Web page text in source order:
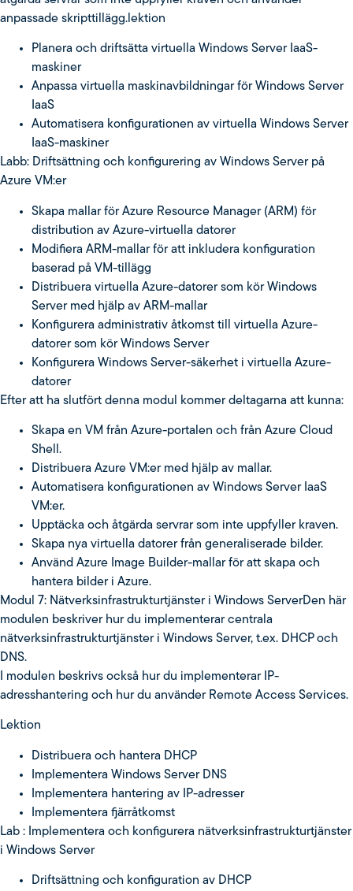
anpassade skripttillägg.lektion
Planera och driftsätta virtuella Windows Server IaaS-
maskiner
Anpassa virtuella maskinavbildningar för Windows Server
IaaS
Automatisera konfigurationen av virtuella Windows Server
IaaS-maskiner
Labb: Driftsättning och konfigurering av Windows Server på
Azure VM:er
Skapa mallar för Azure Resource Manager (ARM) för
distribution av Azure-virtuella datorer
Modifiera ARM-mallar för att inkludera konfiguration
baserad på VM-tillägg
Distribuera virtuella Azure-datorer som kör Windows
Server med hjälp av ARM-mallar
Konfigurera administrativ åtkomst till virtuella Azure-
datorer som kör Windows Server
Konfigurera Windows Server-säkerhet i virtuella Azure-
datorer
Efter att ha slutfört denna modul kommer deltagarna att kunna:
Skapa en VM från Azure-portalen och från Azure Cloud
Shell.
Distribuera Azure VM:er med hjälp av mallar.
Automatisera konfigurationen av Windows Server IaaS
VM:er.
Upptäcka och åtgärda servrar som inte uppfyller kraven.
Skapa nya virtuella datorer från generaliserade bilder.
Använd Azure Image Builder-mallar för att skapa och
hantera bilder i Azure.
Modul 7: Nätverksinfrastrukturtjänster i Windows ServerDen här
modulen beskriver hur du implementerar centrala
nätverksinfrastrukturtjänster i Windows Server, t.ex. DHCP och
DNS.
I modulen beskrivs också hur du implementerar IP-
adresshantering och hur du använder Remote Access Services.
Lektion
Distribuera och hantera DHCP
Implementera Windows Server DNS
Implementera hantering av IP-adresser
Implementera fjärråtkomst
Lab : Implementera och konfigurera nätverksinfrastrukturtjänster
i Windows Server
Driftsättning och konfiguration av DHCP